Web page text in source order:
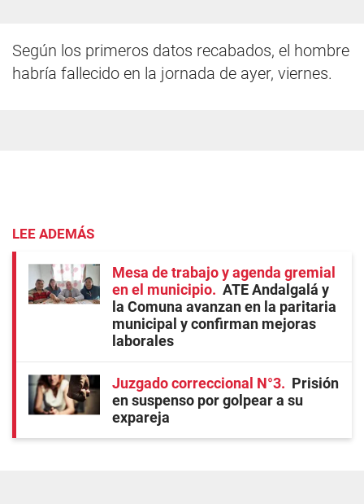
Según los primeros datos recabados, el hombre
habría fallecido en la jornada de ayer, viernes.
LEE ADEMÁS
Mesa de trabajo y agenda gremial
en el municipio
ATE Andalgalá y
la Comuna avanzan en la paritaria
municipal y confirman mejoras
laborales
Juzgado correccional N°3
Prisión
en suspenso por golpear a su
expareja